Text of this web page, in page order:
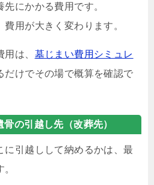
にかかる費用です。
用が大きく変わります。
は、 墓じまい費用シミュレ
だけでその場で概算を確認で
の引越し先（改葬先）
に引越しして納めるかは、最